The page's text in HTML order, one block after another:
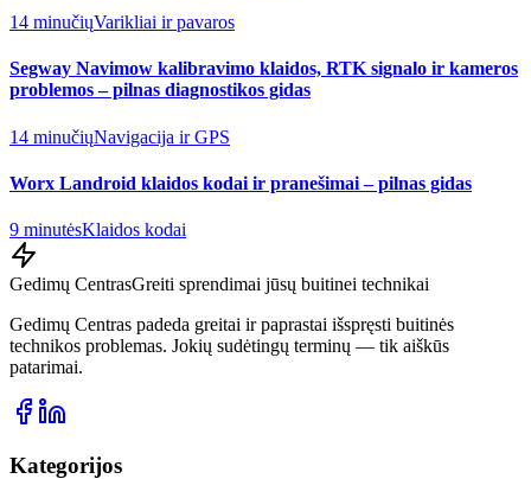
14 minučiųVarikliai ir pavaros
Segway Navimow kalibravimo klaidos, RTK signalo ir kameros
problemos – pilnas diagnostikos gidas
14 minučiųNavigacija ir GPS
Worx Landroid klaidos kodai ir pranešimai – pilnas gidas
9 minutėsKlaidos kodai
Gedimų CentrasGreiti sprendimai jūsų buitinei technikai
Gedimų Centras padeda greitai ir paprastai išspręsti buitinės
technikos problemas. Jokių sudėtingų terminų — tik aiškūs
patarimai.
Kategorijos